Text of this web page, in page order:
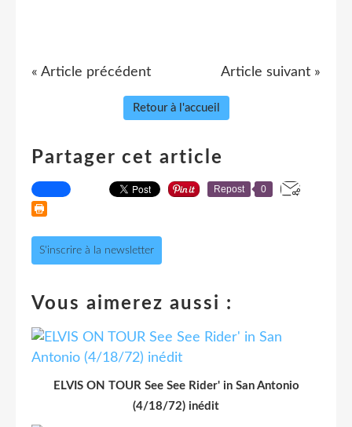
« Article précédent Article suivant »
Retour à l'accueil
Partager cet article
Repost 0
S'inscrire à la newsletter
Vous aimerez aussi :
ELVIS ON TOUR See See Rider' in San Antonio
(4/18/72) inédit